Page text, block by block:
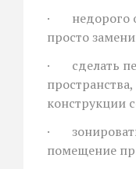
· недорого
просто
· сделать
конструкции
·
помещение